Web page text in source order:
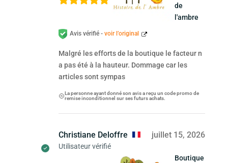
de
l'ambre
Avis vérifié - voir l’original
Malgré les efforts de la boutique le facteur n
a pas été à la hauteur. Dommage car les
articles sont sympas
La personne ayant donné son avis a reçu un code promo de
remise inconditionnel sur ses futurs achats.
Christiane Deloffre
Utilisateur vérifié
juillet 15, 2026
Boutique